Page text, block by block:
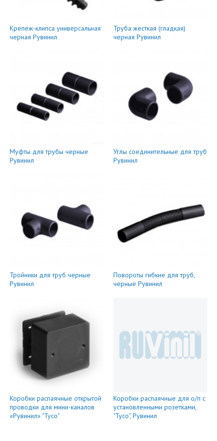
Крепеж-клипса универсальная
черная Рувинил
Труба жесткая (гладкая)
черная Рувинил
Муфты для трубы черные
Рувинил
Углы соединительные для труб
Рувинил
Тройники для труб черные
Рувинил
Повороты гибкие для труб,
черные Рувинил
Коробки распаячные открытой
проводки для мини-каналов
«Рувинил» "Тусо"
Коробки распаячные для о/п с
установленными розетками,
"Тусо", Рувинил